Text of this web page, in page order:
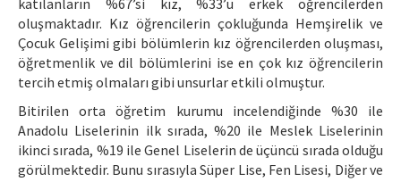
katılanların %67’si kız, %33’ü erkek öğrencilerden
oluşmaktadır. Kız öğrencilerin çokluğunda Hemşirelik ve
Çocuk Gelişimi gibi bölümlerin kız öğrencilerden oluşması,
öğretmenlik ve dil bölümlerini ise en çok kız öğrencilerin
tercih etmiş olmaları gibi unsurlar etkili olmuştur.
Bitirilen orta öğretim kurumu incelendiğinde %30 ile
Anadolu Liselerinin ilk sırada, %20 ile Meslek Liselerinin
ikinci sırada, %19 ile Genel Liselerin de üçüncü sırada olduğu
görülmektedir. Bunu sırasıyla Süper Lise, Fen Lisesi, Diğer ve